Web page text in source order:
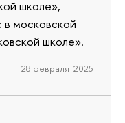
школе»,
в московской
школе».
28 февраля 2025